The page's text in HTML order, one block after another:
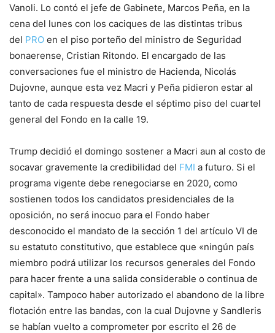
Vanoli. Lo contó el jefe de Gabinete, Marcos Peña, en la
cena del lunes con los caciques de las distintas tribus
del PRO en el piso porteño del ministro de Seguridad
bonaerense, Cristian Ritondo. El encargado de las
conversaciones fue el ministro de Hacienda, Nicolás
Dujovne, aunque esta vez Macri y Peña pidieron estar al
tanto de cada respuesta desde el séptimo piso del cuartel
general del Fondo en la calle 19.
Trump decidió el domingo sostener a Macri aun al costo de
socavar gravemente la credibilidad del FMI a futuro. Si el
programa vigente debe renegociarse en 2020, como
sostienen todos los candidatos presidenciales de la
oposición, no será inocuo para el Fondo haber
desconocido el mandato de la sección 1 del artículo VI de
su estatuto constitutivo, que establece que «ningún país
miembro podrá utilizar los recursos generales del Fondo
para hacer frente a una salida considerable o continua de
capital». Tampoco haber autorizado el abandono de la libre
flotación entre las bandas, con la cual Dujovne y Sandleris
se habían vuelto a comprometer por escrito el 26 de